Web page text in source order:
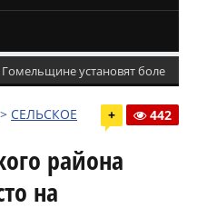
Гомельщине установят более
> СЕЛЬСКОЕ
+ 442
района
на